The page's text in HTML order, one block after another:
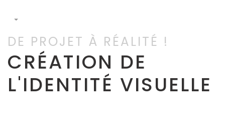
DE PROJET À RÉALITÉ !
CRÉATION DE
L'IDENTITÉ VISUELLE